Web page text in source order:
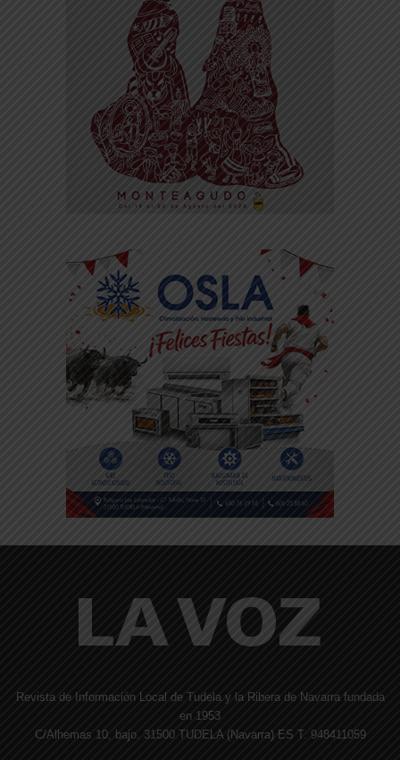
Revista de Información Local de Tudela y la Ribera de Navarra fundada
en 1953
C/Alhemas 10, bajo. 31500 TUDELA (Navarra) ES T. 948411059